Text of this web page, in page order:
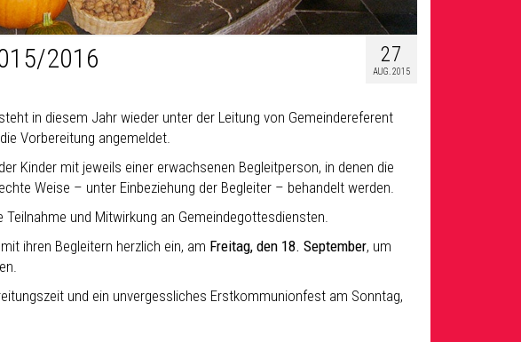
27
AUG. 2015
2016
in diesem Jahr wieder unter der Leitung von Gemeindereferent
Vorbereitung angemeldet.
Kinder mit jeweils einer erwachsenen Begleitperson, in denen die
Weise – unter Einbeziehung der Begleiter – behandelt werden.
und Mitwirkung an Gemeindegottesdiensten.
ihren Begleitern herzlich ein, am Freitag, den 18. September, um
und ein unvergessliches Erstkommunionfest am Sonntag,